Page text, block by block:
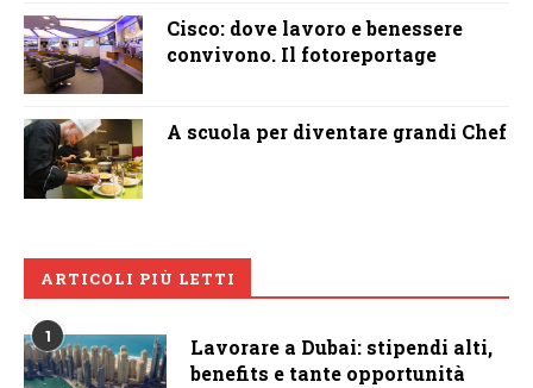
Cisco: dove lavoro e benessere
convivono. Il fotoreportage
A scuola per diventare grandi Chef
ARTICOLI PIÙ LETTI
1
Lavorare a Dubai: stipendi alti,
benefits e tante opportunità